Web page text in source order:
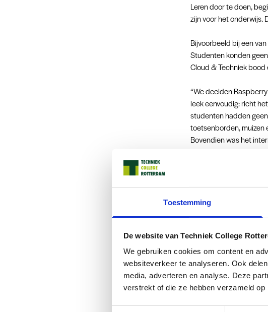
Toestemming
De website van Techniek College
We gebruiken cookies om content en
websiteverkeer te analyseren. Ook
media, adverteren en analyse. Deze
verstrekt of die ze hebben verzameld
Leren door te doen,
zijn voor het onderwijs.
Bijvoorbeeld bij een
Studenten konden
Cloud & Techniek
“We deelden
leek eenvoudig: richt
studenten hadden
toetsenborden, muizen
Bovendien was het
Al snel hingen de
plaats van hen een
om zelf aan de slag te
kwamen ze steeds
vertelt Guido.
Deze manier van leren
kennis overdroegen,
studenten leren